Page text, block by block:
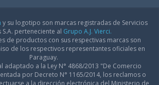
y su logotipo son marcas registradas de Servicios
S.A. perteneciente al Grupo A.J. Vierci.
de productos con sus respectivas marcas son
de los respectivos representantes oficiales en
Paraguay.
adaptado a la Ley N° 4868/2013 "De Comercio
por Decreto N° 1165/2014, los reclamos o